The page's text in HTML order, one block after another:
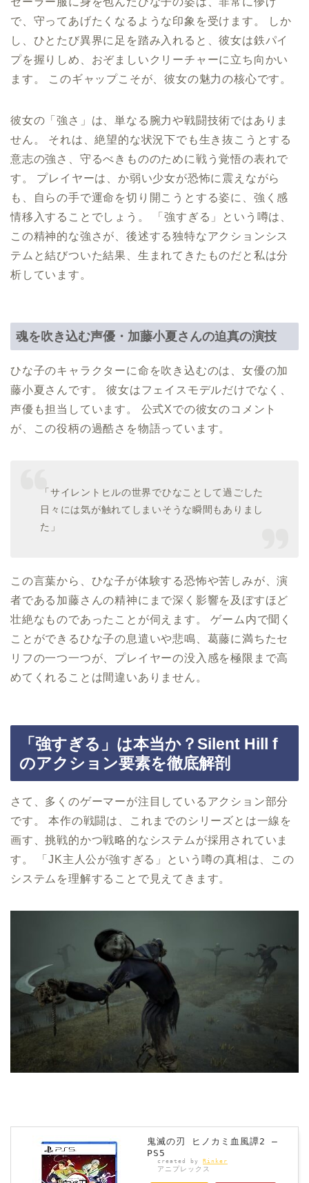
で、守ってあげたくなるような印象を受けます。 しか
し、ひとたび異界に足を踏み入れると、彼女は鉄パイ
プを握りしめ、おぞましいクリーチャーに立ち向かい
ます。 このギャップこそが、彼女の魅力の核心です。
彼女の「強さ」は、単なる腕力や戦闘技術ではありま
せん。 それは、絶望的な状況下でも生き抜こうとする
意志の強さ、守るべきもののために戦う覚悟の表れで
す。 プレイヤーは、か弱い少女が恐怖に震えながら
も、自らの手で運命を切り開こうとする姿に、強く感
情移入することでしょう。 「強すぎる」という噂は、
この精神的な強さが、後述する独特なアクションシス
テムと結びついた結果、生まれてきたものだと私は分
析しています。
魂を吹き込む声優・加藤小夏さんの迫真の演技
ひな子のキャラクターに命を吹き込むのは、女優の加
藤小夏さんです。 彼女はフェイスモデルだけでなく、
声優も担当しています。 公式Xでの彼女のコメント
が、この役柄の過酷さを物語っています。
「サイレントヒルの世界でひなことして過ごした
日々には気が触れてしまいそうな瞬間もありまし
た」
この言葉から、ひな子が体験する恐怖や苦しみが、演
者である加藤さんの精神にまで深く影響を及ぼすほど
壮絶なものであったことが伺えます。 ゲーム内で聞く
ことができるひな子の息遣いや悲鳴、葛藤に満ちたセ
リフの一つ一つが、プレイヤーの没入感を極限まで高
めてくれることは間違いありません。
「強すぎる」は本当か？Silent Hill f
のアクション要素を徹底解剖
さて、多くのゲーマーが注目しているアクション部分
です。 本作の戦闘は、これまでのシリーズとは一線を
画す、挑戦的かつ戦略的なシステムが採用されていま
す。 「JK主人公が強すぎる」という噂の真相は、この
システムを理解することで見えてきます。
鬼滅の刃 ヒノカミ血風譚2 –
PS5
created by Rinker
アニプレックス